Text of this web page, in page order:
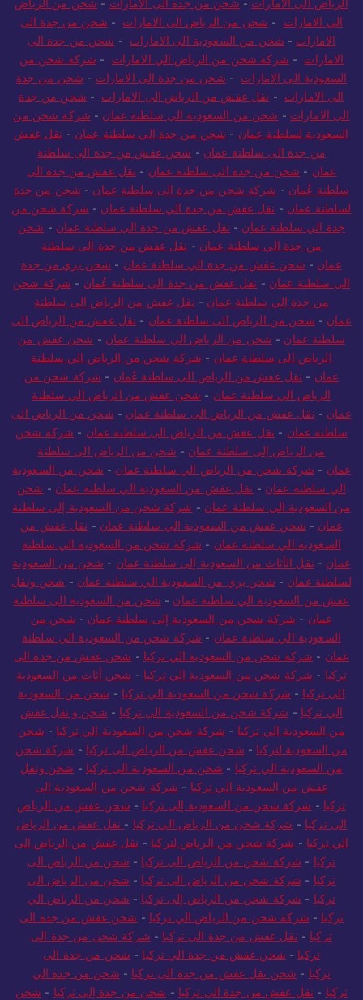
الرياض الى الامارات - شحن من جدة الى الامارات - شحن من الرياض
الي الامارات - شحن من الرياض الى الامارات - شحن من جدة الى
الامارات - شحن من السعودية الى الامارات - شحن من جدة الى
الامارات - شركة شحن من الرياض الي الامارات - شركة شحن من
السعودية الي الامارات - شحن من جدة الى الامارات - شحن من جدة
الى الامارات - نقل عفش من الرياض الى الامارات - شحن من جدة
الى الامارات - شحن من السعودية الى سلطنة عمان - شركة شحن من
السعودية لسلطنة عمان - شحن من جدة الي سلطنة عمان - نقل عفش
من جدة الى سلطنة عمان - شحن عفش من جدة الى سلطنة
عمان - شحن من جدة الى سلطنة عمان - نقل عفش من جدة الى
سلطنة عُمان - شركة شحن من جدة الى سلطنة عمان - شحن من جدة
لسلطنة عمان - نقل عفش من جدة الي سلطنة عمان - شركة شحن من
جدة الي سلطنة عمان - نقل عفش من جدة الى سلطنة عمان - شحن
من جدة الي سلطنة عمان - نقل عفش من جدة الى سلطنة
عمان - شحن عفش من جدة الي سلطنة عمان - شحن بري من جدة
الى سلطنة عمان - نقل عفش من جدة الى سلطنة عُمان - شركة شحن
من جدة الي سلطنة عمان - نقل عفش من الرياض الى سلطنة
عمان - شحن من الرياض الى سلطنة عمان - نقل عفش من الرياض الى
سلطنة عمان - شحن من الرياض الي سلطنة عمان - شحن عفش من
الرياض الى سلطنة عمان - شركة شحن من الرياض الي سلطنة
عمان - نقل عفش من الرياض الى سلطنة عُمان - شركة شحن من
الرياض الي سلطنة عمان - شحن عفش من الرياض الي سلطنة
عمان - نقل عفش من الرياض الى سلطنة عمان - شحن من الرياض الى
سلطنة عمان - نقل عفش من الرياض الى سلطنة عمان - شركة شحن
من الرياض إلى سلطنة عمان - شحن من الرياض الي سلطنة
عمان - شركة شحن من الرياض الي سلطنة عمان - شحن من السعودية
الي سلطنة عمان - نقل عفش من السعودية الي سلطنة عمان - شحن
من السعودية الي سلطنة عمان - شركة شحن من السعودية إلى سلطنة
عمان - شحن عفش من السعودية الي سلطنة عمان - نقل عفش من
السعودية الي سلطنة عمان - شركة شحن من السعودية الي سلطنة
عمان - نقل الأثاث من السعودية إلى سلطنة عمان - شحن من السعودية
لسلطنة عمان - شحن بري من السعودية الي سلطنة عمان - شحن ونقل
عفش من السعودية الي سلطنة عمان - شحن من السعودية الى سلطنة
عمان - شركة شحن من السعودية إلى سلطنة عمان - شحن من
السعودية الي سلطنة عمان - شركة شحن من السعودية الي سلطنة
عمان - شركة شحن من السعودية الي تركيا - شحن عفش من جدة الى
تركيا - شركة شحن من السعودية الي تركيا - شحن أثاث من السعودية
الى تركيا - شركة شحن من السعودية الي تركيا - شحن من السعودية
الي تركيا - شركة شحن من السعودية الى تركيا - شحن و نقل عفش
من السعودية الي تركيا - شركة شحن من السعودية الي تركيا - شحن
من السعودية لتركيا - شحن عفش من الرياض الى تركيا - شركة شحن
من السعودية الي تركيا - شحن من السعودية الى تركيا - شحن ونقل
عفش من السعودية الي تركيا - شركة شحن من السعودية الى
تركيا - شركة شحن من السعودية إلى تركيا - شحن عفش من الرياض
الى تركيا - شركة شحن من الرياض الي تركيا - نقل عفش من الرياض
الي تركيا - شركة شحن من الرياض لتركيا - نقل عفش من الرياض الى
تركيا - شركة شحن من الرياض الى تركيا - شحن من الرياض الى
تركيا - شركة شحن من الرياض الى تركيا - شحن من الرياض الي
تركيا - شركة شحن من الرياض إلى تركيا - شحن من الرياض الي
تركيا - شركة شحن من الرياض الي تركيا - شحن عفش من جدة الى
تركيا - نقل عفش من جدة الى تركيا - شركة شحن من جدة الى
تركيا - شحن عفش من جدة الي تركيا - شحن من جدة الى
تركيا - شحن نقل عفش من جدة الى تركيا - شحن من جدة الي
تركيا - نقل عفش من جدة الى تركيا - شحن من جدة إلى تركيا - شحن